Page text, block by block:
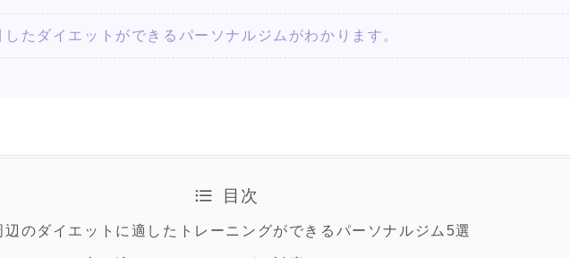
たダイエットができるパーソナルジムがわかります。
目次
辺のダイエットに適したトレーニングができるパーソナルジム5選